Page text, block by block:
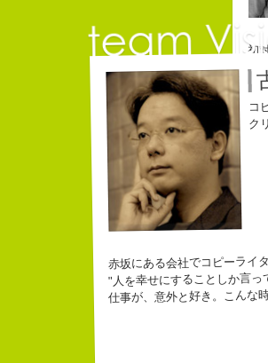
チームVision 事務局
初
「
こ
す
ち
コ
ク
赤坂にある会社でコピーライ
"人を幸せにすることしか言っ
仕事が、意外と好き。こんな